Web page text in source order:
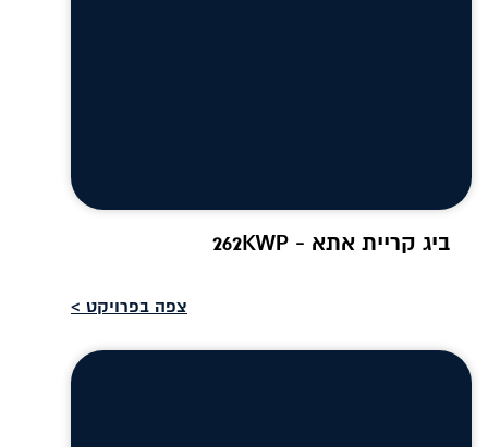
ביג קריית אתא - 262KWP
צפה בפרויקט >